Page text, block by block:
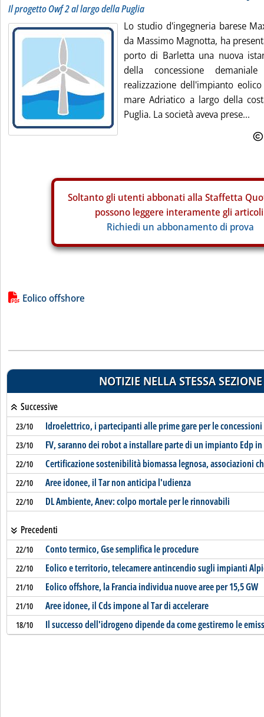
Il progetto Owf 2 al largo della Puglia
Lo studio d'ingegneria barese
da Massimo Magnotta, ha
porto di Barletta una nuova
della concessione
realizzazione dell'impianto
mare Adriatico a largo della
Puglia. La società aveva prese...
Soltanto gli utenti abbonati alla Staffetta
possono leggere interamente gli
Richiedi un abbonamento di prova
Lista allegati PDF alla notizia
Eolico offshore
NOTIZIE NELLA STESSA SEZIONE
Successive
23/10 Idroelettrico, i partecipanti alle prime gare per le concessioni
23/10 FV, saranno dei robot a installare parte di un impianto Edp in
22/10 Certificazione sostenibilità biomassa legnosa, associazioni
22/10 Aree idonee, il Tar non anticipa l'udienza
22/10 DL Ambiente, Anev: colpo mortale per le rinnovabili
Precedenti
22/10 Conto termico, Gse semplifica le procedure
22/10 Eolico e territorio, telecamere antincendio sugli impianti
21/10 Eolico offshore, la Francia individua nuove aree per 15,5 GW
21/10 Aree idonee, il Cds impone al Tar di accelerare
18/10 Il successo dell'idrogeno dipende da come gestiremo le